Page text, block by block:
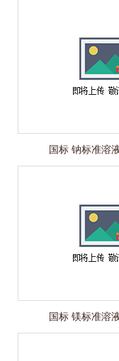
国标 钠标准溶
国标 镁标准溶